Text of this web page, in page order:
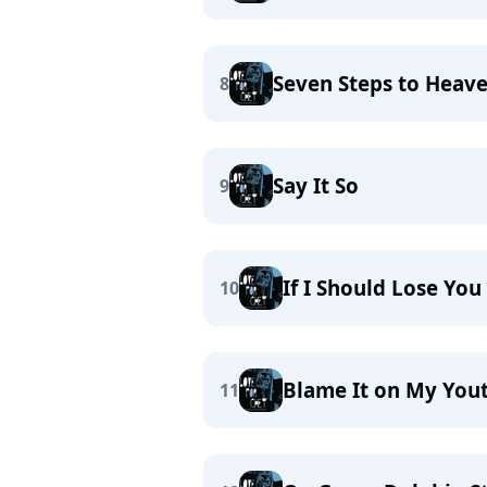
8 Seven Steps to
9 Say It So
10 If I Should Lose You
11 Blame It on My